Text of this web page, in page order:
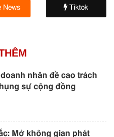
News Tiktok
nhân đề cao trách
sự cộng đồng
Mở không gian phát